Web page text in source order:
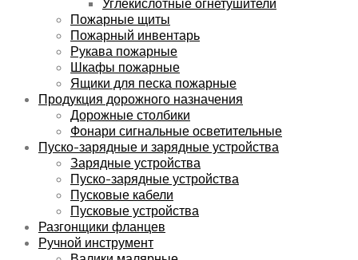
Пожарные щиты
Пожарный инвентарь
Рукава пожарные
Шкафы пожарные
Ящики для песка пожарные
Продукция дорожного назначения
Дорожные столбики
Фонари сигнальные осветительные
Пуско-зарядные и зарядные устройства
Зарядные устройства
Пуско-зарядные устройства
Пусковые кабели
Пусковые устройства
Разгонщики фланцев
Ручной инструмент